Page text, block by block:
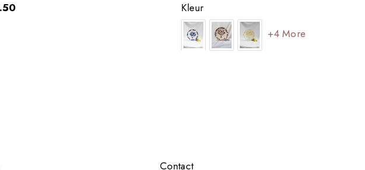
Kleur
+4 More
Contact